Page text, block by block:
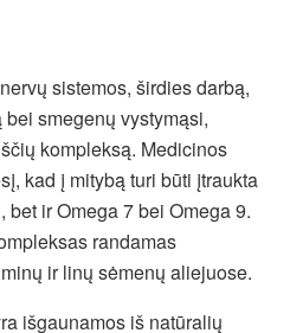
sistemos, širdies darbą,
smegenų vystymąsi,
kompleksą. Medicinos
kad į mitybą turi būti įtraukta
bet ir Omega 7 bei Omega 9.
randamas
ir linų sėmenų aliejuose.
išgaunamos iš natūralių